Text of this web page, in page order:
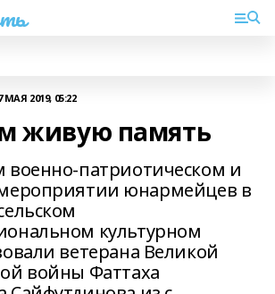
МАЯ 2019, 05:22
живую память
военно-патриотическом и
юнармейцев в
культурном
ветерана Великой
войны Фаттаха